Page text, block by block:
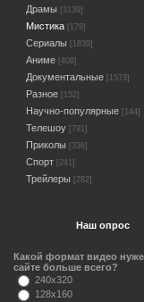
Драмы [3139]
Мистика [179]
Сериалы [1839]
Аниме [408]
Документальные [1573]
Разное [152]
Научно-популярные [144]
Телешоу [791]
Приколы [336]
Спорт [241]
Трейлеры [282]
Наш опрос
Какой формат видео
сайте больше всего?
240x320
128x160